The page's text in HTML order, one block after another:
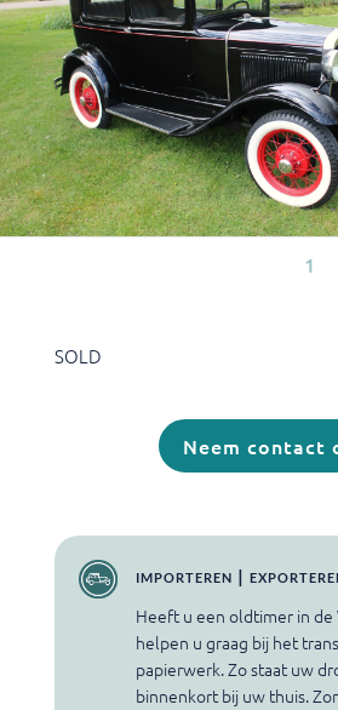
1
SOLD
Neem contact
importeren |
Heeft u een oldtimer in de
helpen u graag bij het
papierwerk. Zo staat uw
binnenkort bij uw thuis.